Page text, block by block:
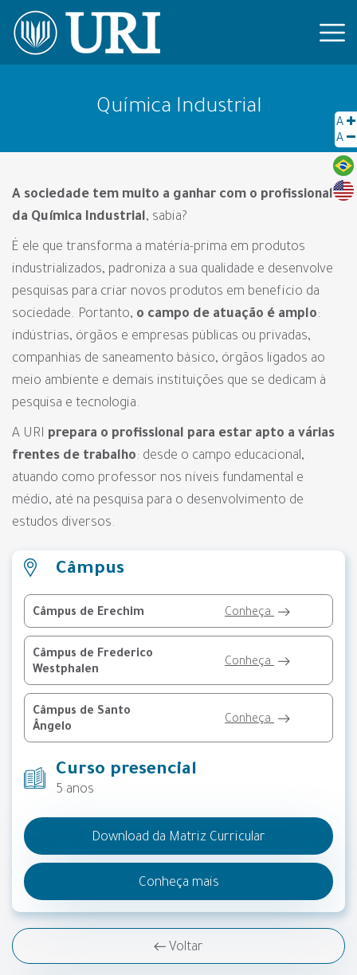
A
A
Química Industrial
A sociedade tem muito a ganhar com o profissional
da Química Industrial, sabia?
É ele que transforma a matéria-prima em produtos
industrializados, padroniza a sua qualidade e desenvolve
pesquisas para criar novos produtos em benefício da
sociedade. Portanto, o campo de atuação é amplo:
indústrias, órgãos e empresas públicas ou privadas,
companhias de saneamento básico, órgãos ligados ao
meio ambiente e demais instituições que se dedicam à
pesquisa e tecnologia.
A URI prepara o profissional para estar apto a várias
frentes de trabalho: desde o campo educacional,
atuando como professor nos níveis fundamental e
médio, até na pesquisa para o desenvolvimento de
estudos diversos.
Câmpus
Câmpus de Erechim Conheça
Câmpus de Frederico
Westphalen
Conheça
Câmpus de Santo
Ângelo
Conheça
Curso presencial
5 anos
Download da Matriz Curricular
Conheça mais
Voltar